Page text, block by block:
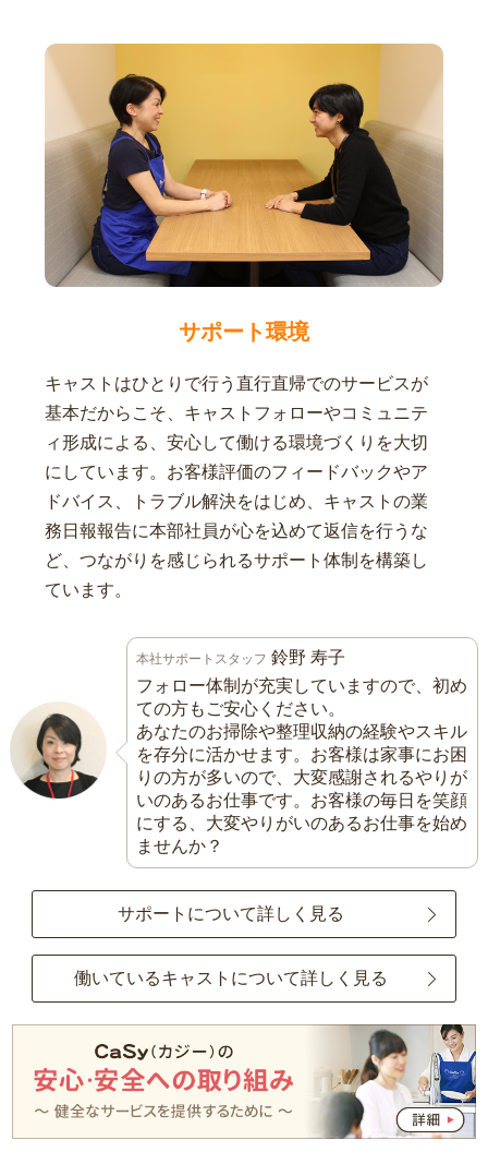
サポート環境
キャストはひとりで行う直行直帰でのサービスが
基本だからこそ、キャストフォローやコミュニテ
ィ形成による、安心して働ける環境づくりを大切
にしています。お客様評価のフィードバックやア
ドバイス、トラブル解決をはじめ、キャストの業
務日報報告に本部社員が心を込めて返信を行うな
ど、つながりを感じられるサポート体制を構築し
ています。
本社サポートスタッフ 鈴野 寿子
フォロー体制が充実していますので、初め
ての方もご安心ください。
あなたのお掃除や整理収納の経験やスキル
を存分に活かせます。お客様は家事にお困
りの方が多いので、大変感謝されるやりが
いのあるお仕事です。お客様の毎日を笑顔
にする、大変やりがいのあるお仕事を始め
ませんか？
サポートについて詳しく見る
働いているキャストについて詳しく見る